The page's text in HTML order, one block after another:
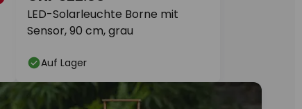
LED-Solarleuchte Borne mit
Sensor, 90 cm, grau
Auf Lager